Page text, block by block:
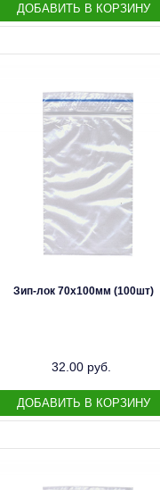
Зип-лок 70х100мм (100шт)
32.00 руб.